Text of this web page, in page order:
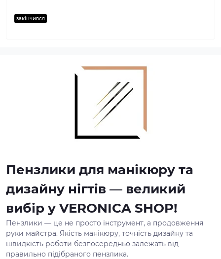
закінчився
Пензлики для манікюру та
дизайну нігтів — великий
вибір у VERONICA SHOP!
Пензлики — це не просто інструмент, а продовження
руки майстра. Якість манікюру, точність дизайну та
швидкість роботи безпосередньо залежать від
правильно підібраного пензлика.